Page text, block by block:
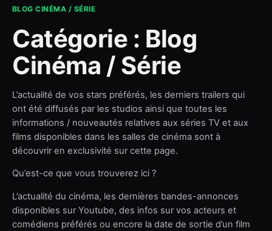
BLOG CINÉMA / SÉRIE
Catégorie : Blog
Cinéma / Série
L’actualité de vos stars préférés, les derniers trailers qui
ont été diffusés par les studios ainsi que toutes les
informations / nouveautés relatives aux séries TV et aux
films disponibles dans les salles de cinéma sont à
découvrir en exclusivité sur cette page.
Qu’est-ce que vous trouverez ici ?
L’actualité du cinéma, les dernières bandes-annonces
disponibles sur Youtube, des infos sur vos acteurs et
comédiens préférés ou encore la date de sortie d’un film